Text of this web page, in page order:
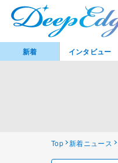
Top 新着ニュース
新着 インタビュー